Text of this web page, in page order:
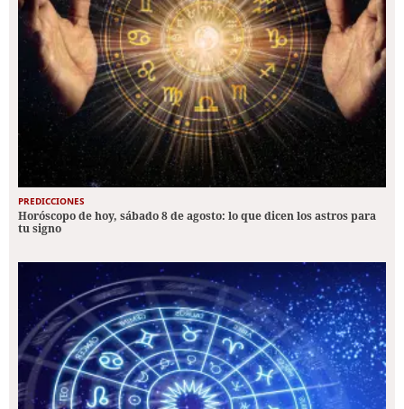
PREDICCIONES
Horóscopo de hoy, sábado 8 de agosto: lo que dicen los astros para
tu signo